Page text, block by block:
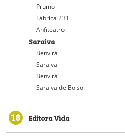
Prumo
Fábrica 231
Anfiteatro
Saraiva
Benvirá
Saraiva
Benvirá
Saraiva de Bolso
18 Editora Vida